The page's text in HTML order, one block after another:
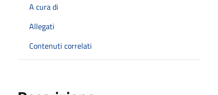
A cura di
Allegati
Contenuti correlati